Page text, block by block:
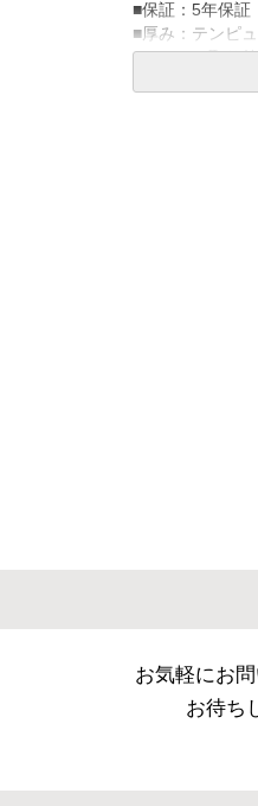
■保証：5年保証
■厚み：テンピ
■カバーは取り
※タンブル乾燥
お気軽にお
お待ち